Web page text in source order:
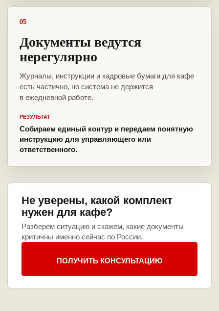
05
Документы ведутся
нерегулярно
Журналы, инструкции и кадровые бумаги для кафе
есть частично, но система не держится
в ежедневной работе.
РЕЗУЛЬТАТ
Собираем единый контур и передаем понятную
инструкцию для управляющего или
ответственного.
Не уверены, какой комплект
нужен для кафе?
Разберем ситуацию и скажем, какие документы
критичны именно сейчас по России.
ПОЛУЧИТЬ КОНСУЛЬТАЦИЮ